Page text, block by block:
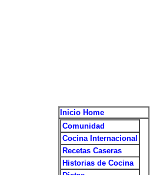
Inicio Home
Comunidad
Cocina Internacional
Recetas Caseras
Historias de Cocina